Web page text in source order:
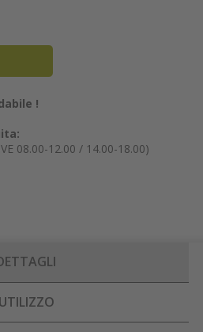
!
08.00-12.00 / 14.00-18.00)
UTILIZZO